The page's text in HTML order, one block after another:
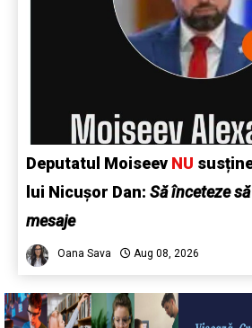
Deputatul Moiseev NU
lui Nicușor Dan: Să înceteze
mesaje
Oana Sava Aug 08, 2026